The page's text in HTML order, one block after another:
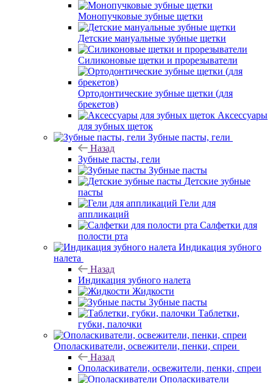
Монопучковые зубные щетки
Детские мануальные зубные щетки
Силиконовые щетки и прорезыватели
Ортодонтические зубные щетки (для
брекетов)
Аксессуары
для зубных щеток
Зубные пасты, гели
Назад
Зубные пасты, гели
Зубные пасты
Детские зубные
пасты
Гели для
аппликаций
Салфетки для
полости рта
Индикация зубного
налета
Назад
Индикация зубного налета
Жидкости
Зубные пасты
Таблетки,
губки, палочки
Ополаскиватели, освежители, пенки, спреи
Назад
Ополаскиватели, освежители, пенки, спреи
Ополаскиватели